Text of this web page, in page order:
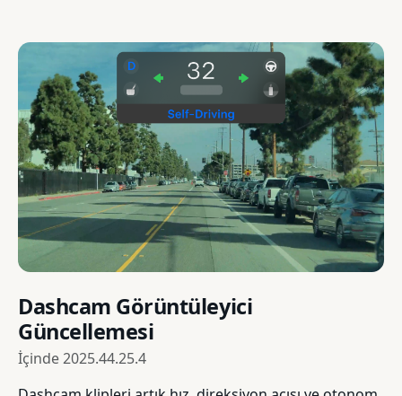
Dashcam Görüntüleyici
Güncellemesi
İçinde2025.44.25.4